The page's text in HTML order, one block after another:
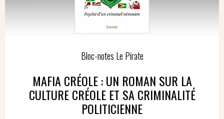
Bloc-notes Le Pirate
MAFIA CRÉOLE : UN ROMAN SUR LA
CULTURE CRÉOLE ET SA CRIMINALITÉ
POLITICIENNE